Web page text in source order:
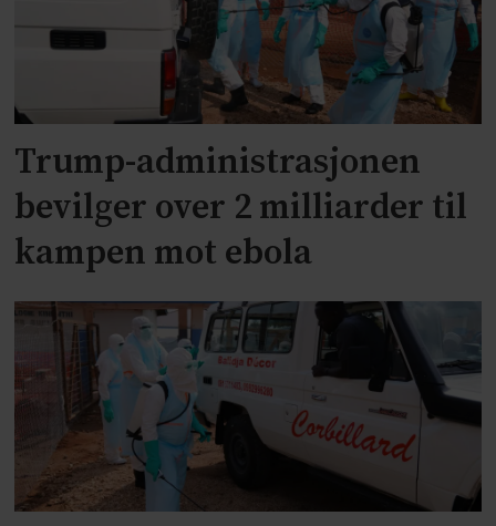
Trump-administrasjonen
bevilger over 2 milliarder til
kampen mot ebola